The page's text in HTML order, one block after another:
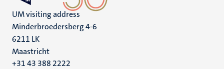
UM visiting address
Minderbroedersberg 4-6
6211 LK
Maastricht
+31 43 388 2222